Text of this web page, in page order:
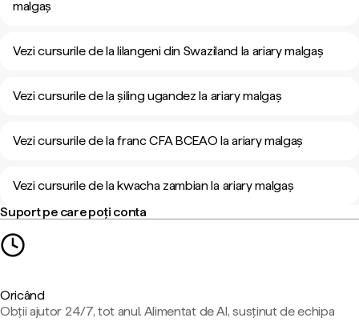
malgaș
Vezi cursurile de la lilangeni din Swaziland la ariary malgaș
Vezi cursurile de la șiling ugandez la ariary malgaș
Vezi cursurile de la franc CFA BCEAO la ariary malgaș
Vezi cursurile de la kwacha zambian la ariary malgaș
Suport pe care poți conta
Oricând
Obții ajutor 24/7, tot anul. Alimentat de AI, susținut de echipa